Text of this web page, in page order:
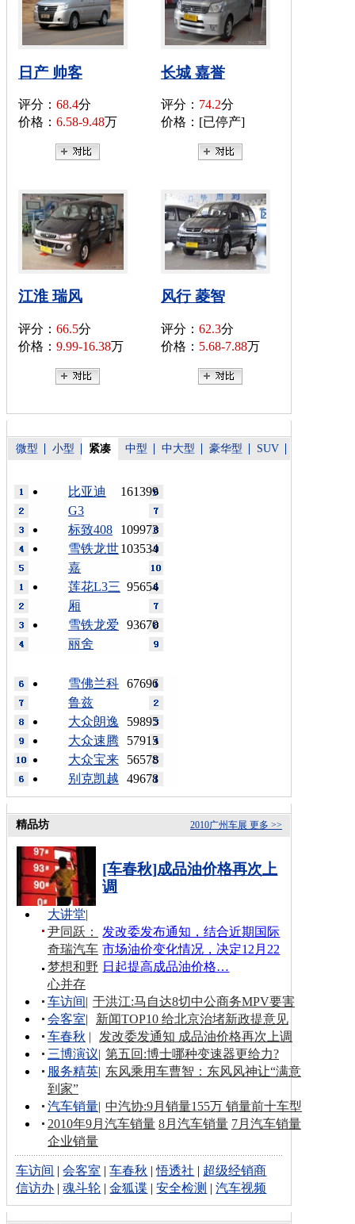
日产 帅客
评分： 68.4分
价格： 6.58-9.48万
长城 嘉誉
评分： 74.2分
价格：[已停产]
江淮 瑞风
评分： 66.5分
价格： 9.99-16.38万
风行 菱智
评分： 62.3分
价格： 5.68-7.88万
微型 小型 紧凑 中型 中大型 豪华型 SUV
161399
比亚迪
G3
109973
标致408
103534
雪铁龙世
嘉
95654
莲花L3三
厢
93670
雪铁龙爱
丽舍
67696
雪佛兰科
鲁兹
59895
大众朗逸
57915
大众速腾
56578
大众宝来
49678
别克凯越
更多 >>
2010广州车展
精品坊
[车春秋]成品油价格再次上
调
发改委发布通知，结合近期国际
市场油价变化情况，决定12月22
日起提高成品油价格…
大讲堂|
尹同跃：
奇瑞汽车
梦想和野
心并存
车访间| 于洪江:马自达8切中公商务MPV要害
会客室|
新闻TOP10 给北京治堵新政提意见
车春秋 |
发改委发通知 成品油价格再次上调
三博演议| 第五回:博士哪种变速器更给力?
服务精英| 东风乘用车曹智：东风风神让“满意
到家”
汽车销量| 中汽协:9月销量155万 销量前十车型
2010年9月汽车销量 8月汽车销量 7月汽车销量
企业销量
车访间 |会客室 |车春秋 |悟透社 | 超级经销商
信访办 |魂斗轮 |金狐谍 |安全检测 |汽车视频